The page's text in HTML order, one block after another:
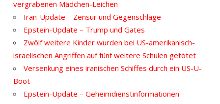
vergrabenen Mädchen-Leichen
Iran-Update – Zensur und Gegenschläge
Epstein-Update – Trump und Gates
Zwölf weitere Kinder wurden bei US-amerikanisch-
israelischen Angriffen auf fünf weitere Schulen getötet
Versenkung eines iranischen Schiffes durch ein US-U-
Boot
Epstein-Update – Geheimdienstinformationen